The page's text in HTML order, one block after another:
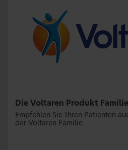
Die Voltaren Produkt Familie
Empfehlen Sie Ihren Patienten
der Voltaren Familie